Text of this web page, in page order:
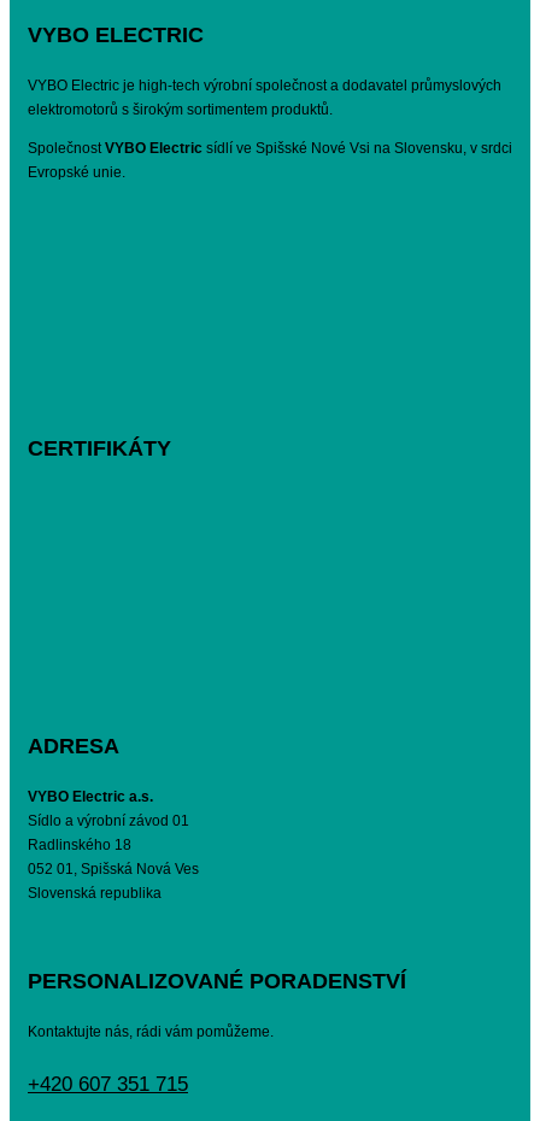
VYBO ELECTRIC
VYBO Electric je high-tech výrobní společnost a dodavatel průmyslových
elektromotorů s širokým sortimentem produktů.
Společnost VYBO Electric sídlí ve Spišské Nové Vsi na Slovensku, v srdci
Evropské unie.
CERTIFIKÁTY
ADRESA
VYBO Electric a.s.
Sídlo a výrobní závod 01
Radlinského 18
052 01, Spišská Nová Ves
Slovenská republika
PERSONALIZOVANÉ PORADENSTVÍ
Kontaktujte nás, rádi vám pomůžeme.
+420 607 351 715